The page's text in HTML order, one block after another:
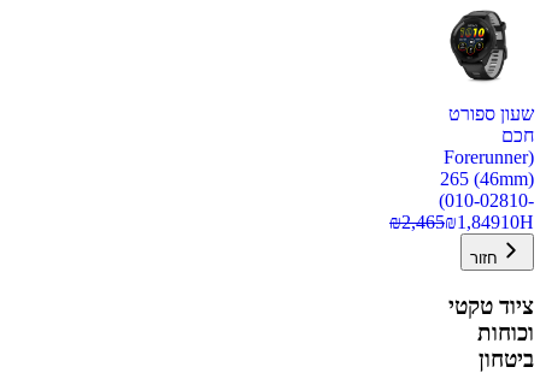
שעון ספורט
חכם
(Forerunner
265 (46mm)
(010-02810-
10H
₪1,849
₪2,465
חזור
ציוד טקטי
וכוחות
ביטחון